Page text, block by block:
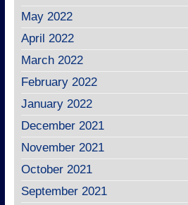
May 2022
April 2022
March 2022
February 2022
January 2022
December 2021
November 2021
October 2021
September 2021